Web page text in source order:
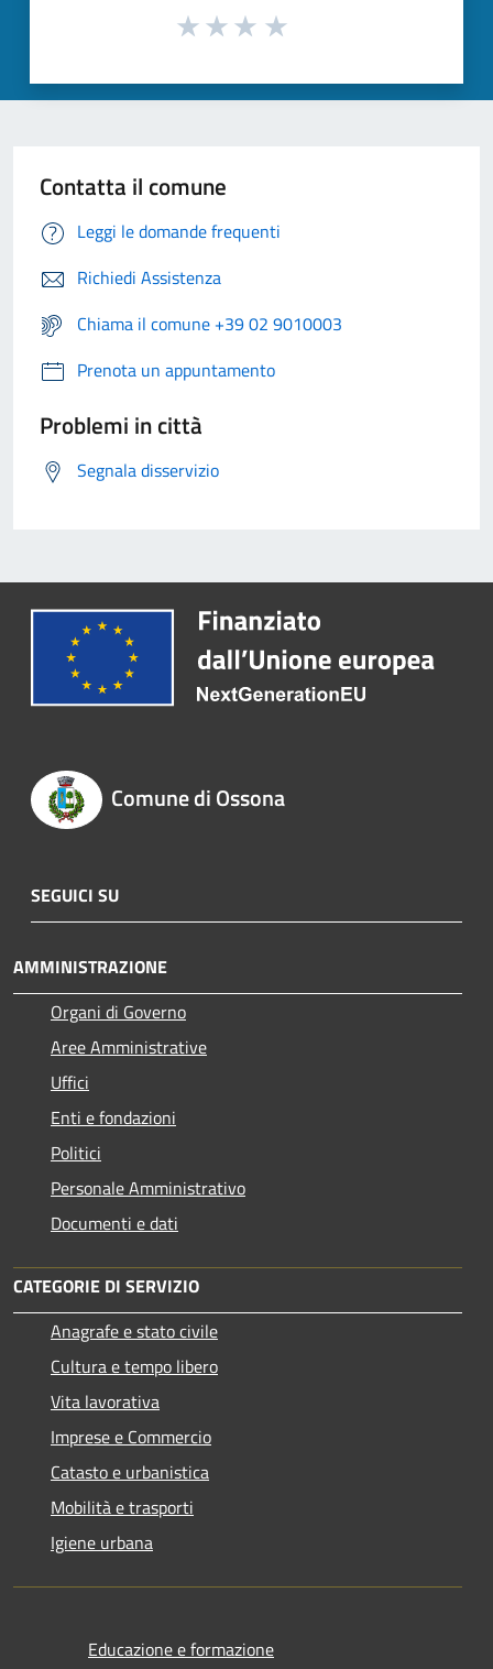
Contatta il comune
Leggi le domande frequenti
Richiedi Assistenza
Chiama il comune +39 02 9010003
Prenota un appuntamento
Problemi in città
Segnala disservizio
Comune di Ossona
SEGUICI SU
AMMINISTRAZIONE
Organi di Governo
Aree Amministrative
Uffici
Enti e fondazioni
Politici
Personale Amministrativo
Documenti e dati
CATEGORIE DI SERVIZIO
Anagrafe e stato civile
Cultura e tempo libero
Vita lavorativa
Imprese e Commercio
Catasto e urbanistica
Mobilità e trasporti
Igiene urbana
Educazione e formazione